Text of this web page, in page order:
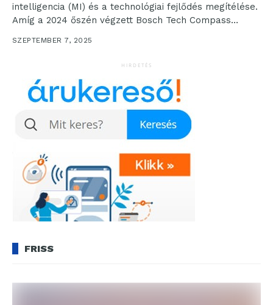
intelligencia (MI) és a technológiai fejlődés megítélése.
Amíg a 2024 őszén végzett Bosch Tech Compass
SZEPTEMBER 7, 2025
HIRDETÉS
FRISS